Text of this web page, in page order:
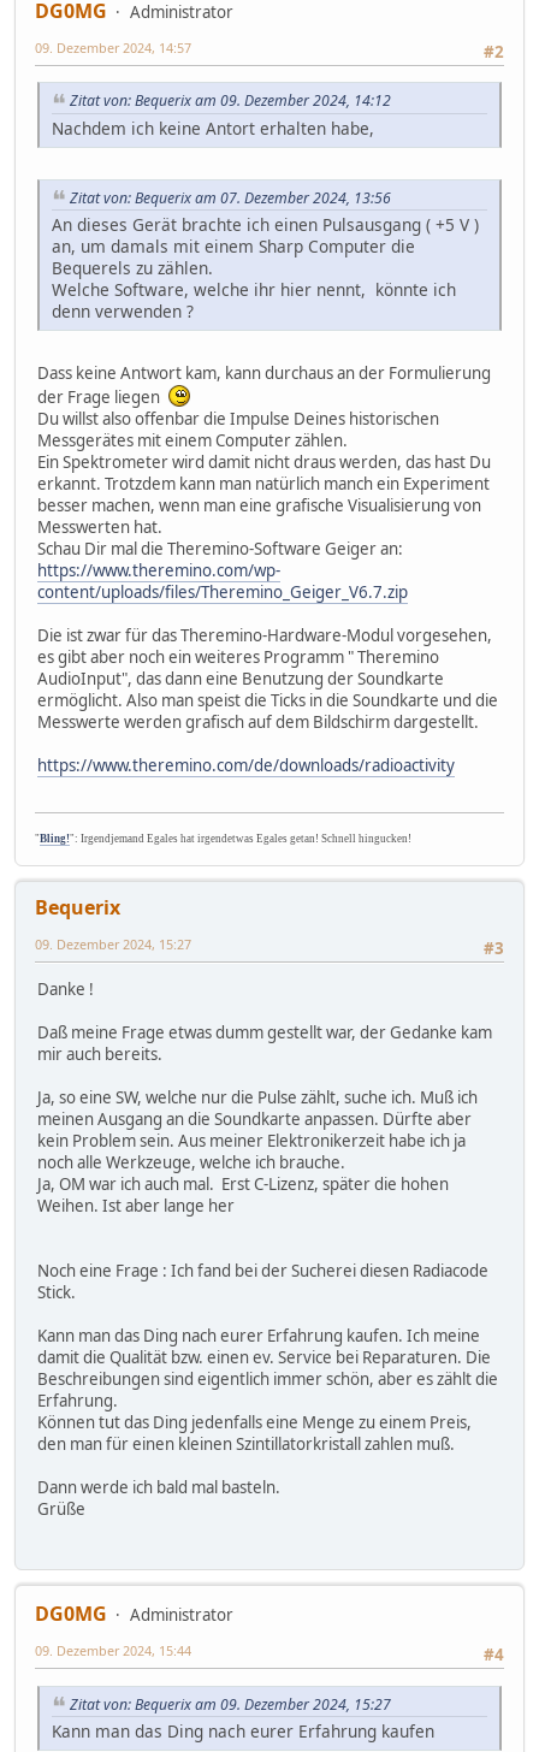
DG0MG
Administrator
#2
09. Dezember 2024, 14:57
Zitat von: Bequerix am 09. Dezember 2024, 14:12
Nachdem ich keine Antort erhalten habe,
Zitat von: Bequerix am 07. Dezember 2024, 13:56
An dieses Gerät brachte ich einen Pulsausgang ( +5 V )
an, um damals mit einem Sharp Computer die
Bequerels zu zählen.
Welche Software, welche ihr hier nennt, könnte ich
denn verwenden ?
Dass keine Antwort kam, kann durchaus an der Formulierung
der Frage liegen
Du willst also offenbar die Impulse Deines historischen
Messgerätes mit einem Computer zählen.
Ein Spektrometer wird damit nicht draus werden, das hast Du
erkannt. Trotzdem kann man natürlich manch ein Experiment
besser machen, wenn man eine grafische Visualisierung von
Messwerten hat.
Schau Dir mal die Theremino-Software Geiger an:
https://www.theremino.com/wp-
content/uploads/files/Theremino_Geiger_V6.7.zip
Die ist zwar für das Theremino-Hardware-Modul vorgesehen,
es gibt aber noch ein weiteres Programm " Theremino
AudioInput", das dann eine Benutzung der Soundkarte
ermöglicht. Also man speist die Ticks in die Soundkarte und die
Messwerte werden grafisch auf dem Bildschirm dargestellt.
https://www.theremino.com/de/downloads/radioactivity
"Bling!": Irgendjemand Egales hat irgendetwas Egales getan! Schnell hingucken!
Bequerix
#3
09. Dezember 2024, 15:27
Danke !
Daß meine Frage etwas dumm gestellt war, der Gedanke kam
mir auch bereits.
Ja, so eine SW, welche nur die Pulse zählt, suche ich. Muß ich
meinen Ausgang an die Soundkarte anpassen. Dürfte aber
kein Problem sein. Aus meiner Elektronikerzeit habe ich ja
noch alle Werkzeuge, welche ich brauche.
Ja, OM war ich auch mal. Erst C-Lizenz, später die hohen
Weihen. Ist aber lange her
Noch eine Frage : Ich fand bei der Sucherei diesen Radiacode
Stick.
Kann man das Ding nach eurer Erfahrung kaufen. Ich meine
damit die Qualität bzw. einen ev. Service bei Reparaturen. Die
Beschreibungen sind eigentlich immer schön, aber es zählt die
Erfahrung.
Können tut das Ding jedenfalls eine Menge zu einem Preis,
den man für einen kleinen Szintillatorkristall zahlen muß.
Dann werde ich bald mal basteln.
Grüße
DG0MG
Administrator
#4
09. Dezember 2024, 15:44
Zitat von: Bequerix am 09. Dezember 2024, 15:27
Kann man das Ding nach eurer Erfahrung kaufen